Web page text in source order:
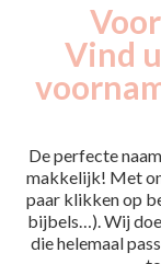
Vind
De perfecte
makkelijk! Met
paar klikken op
bijbels…). Wij
die helemaal